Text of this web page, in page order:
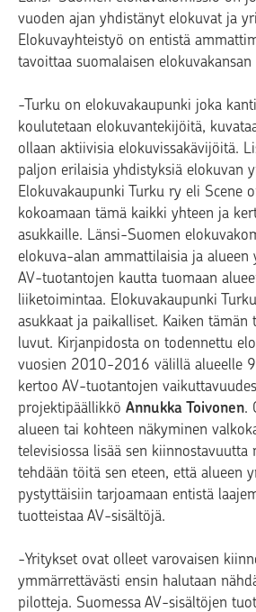
vuoden ajan yhdistänyt elokuvat ja
Elokuvayhteistyö on entistä
tavoittaa suomalaisen elokuvakansan
-Turku on elokuvakaupunki joka
koulutetaan elokuvantekijöitä,
ollaan aktiivisia elokuvissakävijöitä.
paljon erilaisia yhdistyksiä elokuvan
Elokuvakaupunki Turku ry eli Scene
kokoamaan tämä kaikki yhteen ja
asukkaille. Länsi-Suomen
elokuva-alan ammattilaisia ja
AV-tuotantojen kautta tuomaan
liiketoimintaa. Elokuvakaupunki
asukkaat ja paikalliset. Kaiken
luvut. Kirjanpidosta on todennettu
vuosien 2010-2016 välillä alueelle
kertoo AV-tuotantojen
projektipäällikkö Annukka Toivonen.
alueen tai kohteen näkyminen
televisiossa lisää sen kiinnostavuutta
tehdään töitä sen eteen, että alueen
pystyttäisiin tarjoamaan entistä
tuotteistaa AV-sisältöjä.
-Yritykset ovat olleet varovaisen
ymmärrettävästi ensin halutaan
pilotteja. Suomessa AV-sisältöjen